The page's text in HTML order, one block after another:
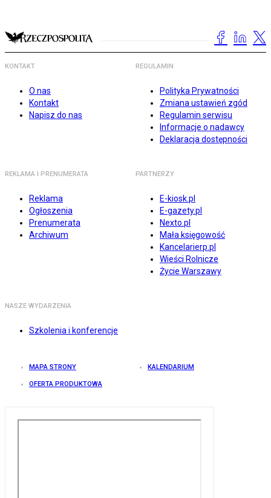
KONTAKT
O nas
Kontakt
Napisz do nas
REGULAMIN
Polityka Prywatności
Zmiana ustawień zgód
Regulamin serwisu
Informacje o nadawcy
Deklaracja dostępności
REKLAMA I PRENUMERATA
Reklama
Ogłoszenia
Prenumerata
Archiwum
PARTNERZY
E-kiosk.pl
E-gazety.pl
Nexto.pl
Mała księgowość
Kancelarierp.pl
Wieści Rolnicze
Życie Warszawy
NASZE WYDARZENIA
Szkolenia i konferencje
MAPA STRONY KALENDARIUM
OFERTA PRODUKTOWA